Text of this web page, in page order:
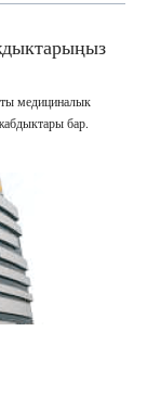
медициналык
бар.